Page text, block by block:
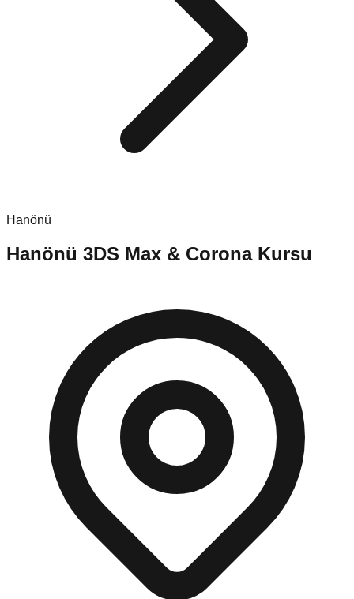
Hanönü
Hanönü 3DS Max & Corona Kursu